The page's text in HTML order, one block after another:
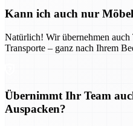
Kann ich auch nur
Natürlich! Wir übernehmen auch
Transporte – ganz nach Ihrem
Übernimmt Ihr Team
Auspacken?